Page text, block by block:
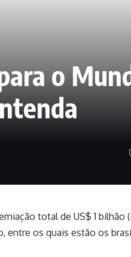
o
total de US$ 1 bilhão
entre os quais estão os